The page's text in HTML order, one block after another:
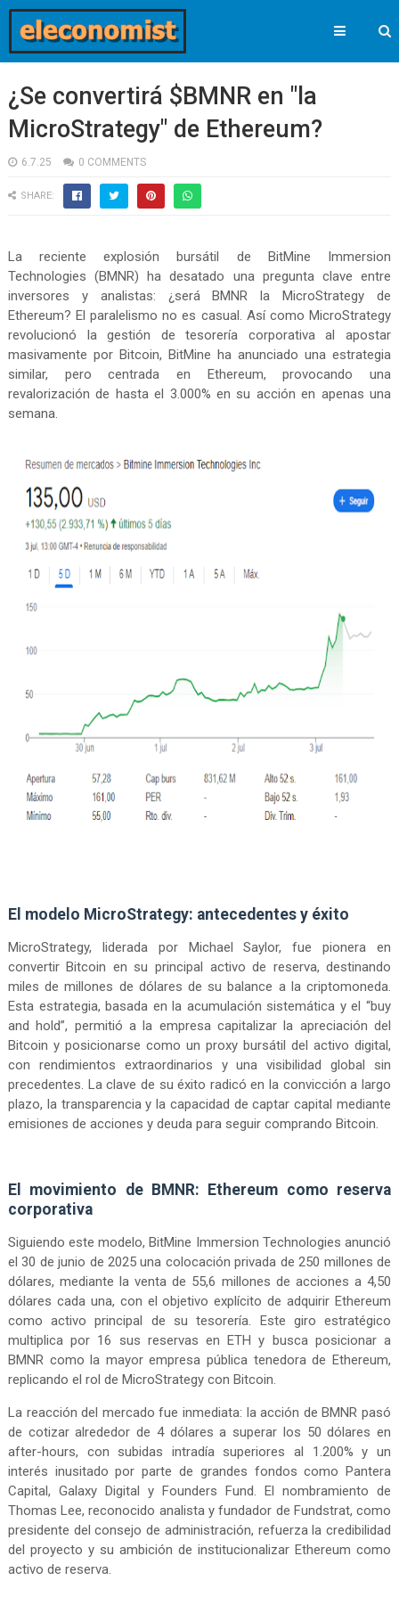
¿Se convertirá $BMNR en "la
MicroStrategy" de Ethereum?
6.7.25 0 COMMENTS
SHARE:
La reciente explosión bursátil de BitMine Immersion
Technologies (BMNR) ha desatado una pregunta clave entre
inversores y analistas: ¿será BMNR la MicroStrategy de
Ethereum? El paralelismo no es casual. Así como MicroStrategy
revolucionó la gestión de tesorería corporativa al apostar
masivamente por Bitcoin, BitMine ha anunciado una estrategia
similar, pero centrada en Ethereum, provocando una
revalorización de hasta el 3.000% en su acción en apenas una
semana.
El modelo MicroStrategy: antecedentes y éxito
MicroStrategy, liderada por Michael Saylor, fue pionera en
convertir Bitcoin en su principal activo de reserva, destinando
miles de millones de dólares de su balance a la criptomoneda.
Esta estrategia, basada en la acumulación sistemática y el “buy
and hold”, permitió a la empresa capitalizar la apreciación del
Bitcoin y posicionarse como un proxy bursátil del activo digital,
con rendimientos extraordinarios y una visibilidad global sin
precedentes. La clave de su éxito radicó en la convicción a largo
plazo, la transparencia y la capacidad de captar capital mediante
emisiones de acciones y deuda para seguir comprando Bitcoin.
El movimiento de BMNR: Ethereum como reserva
corporativa
Siguiendo este modelo, BitMine Immersion Technologies anunció
el 30 de junio de 2025 una colocación privada de 250 millones de
dólares, mediante la venta de 55,6 millones de acciones a 4,50
dólares cada una, con el objetivo explícito de adquirir Ethereum
como activo principal de su tesorería. Este giro estratégico
multiplica por 16 sus reservas en ETH y busca posicionar a
BMNR como la mayor empresa pública tenedora de Ethereum,
replicando el rol de MicroStrategy con Bitcoin.
La reacción del mercado fue inmediata: la acción de BMNR pasó
de cotizar alrededor de 4 dólares a superar los 50 dólares en
after-hours, con subidas intradía superiores al 1.200% y un
interés inusitado por parte de grandes fondos como Pantera
Capital, Galaxy Digital y Founders Fund. El nombramiento de
Thomas Lee, reconocido analista y fundador de Fundstrat, como
presidente del consejo de administración, refuerza la credibilidad
del proyecto y su ambición de institucionalizar Ethereum como
activo de reserva.